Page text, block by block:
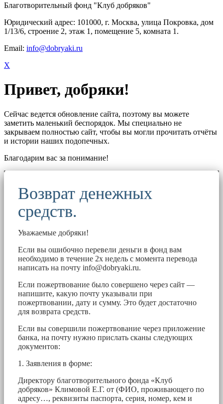
Благотворительный фонд "Клуб добряков"
Юридический адрес: 101000, г. Москва, улица Покровка, дом
1/13/6, строение 2, этаж 1, помещение 5, комната 1.
Email: info@dobryaki.ru
X
Привет, добряки!
Сейчас ведется обновление сайта, поэтому вы можете
заметить маленький беспорядок. Мы специально не
закрываем полностью сайт, чтобы вы могли прочитать отчёты
и истории наших подопечных.
Благодарим вас за понимание!
Возврат денежных
средств.
Уважаемые добряки!
Если вы ошибочно перевели деньги в фонд вам
необходимо в течение 2х недель с момента перевода
написать на почту info@dobryaki.ru.
Если пожертвование было совершено через сайт —
напишите, какую почту указывали при
пожертвовании, дату и сумму. Это будет достаточно
для возврата средств.
Если вы совершили пожертвование через приложение
банка, на почту нужно прислать сканы следующих
документов:
1. Заявления в форме:
Директору благотворительного фонда «Клуб
добряков» Климовой Е.Г. от (ФИО, проживающего по
адресу…, реквизиты паспорта, серия, номер, кем и